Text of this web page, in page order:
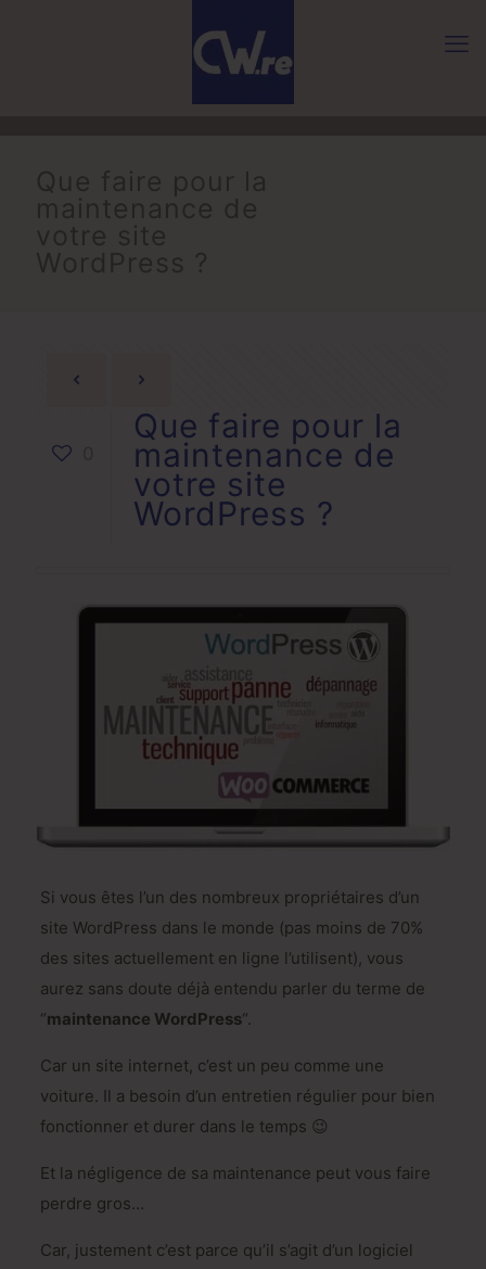
Que faire pour la
maintenance de
votre site
WordPress ?
Si vous êtes l’un des nombreux propriétaires d’un
site WordPress dans le monde (pas moins de 70%
des sites actuellement en ligne l’utilisent), vous
aurez sans doute déjà entendu parler du terme de
“maintenance WordPress“.
Car un site internet, c’est un peu comme une
voiture. Il a besoin d’un entretien régulier pour bien
fonctionner et durer dans le temps 😉
Et la négligence de sa maintenance peut vous faire
perdre gros…
Car, justement c’est parce qu’il s’agit d’un logiciel